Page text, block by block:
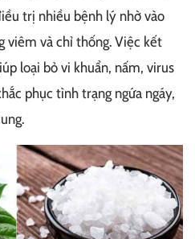
trị nhiều bệnh lý nhờ vào
viêm và chỉ thống. Việc kết
loại bỏ vi khuẩn, nấm, virus
phục tình trạng ngứa ngáy,